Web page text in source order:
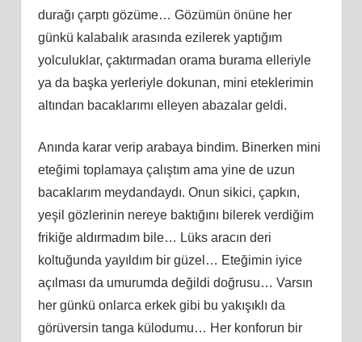
durağı çarptı gözüme… Gözümün önüne her
günkü kalabalık arasında ezilerek yaptığım
yolculuklar, çaktırmadan orama burama elleriyle
ya da başka yerleriyle dokunan, mini eteklerimin
altından bacaklarımı elleyen abazalar geldi.
Anında karar verip arabaya bindim. Binerken mini
eteğimi toplamaya çalıştım ama yine de uzun
bacaklarım meydandaydı. Onun sikici, çapkın,
yeşil gözlerinin nereye baktığını bilerek verdiğim
frikiğe aldırmadım bile… Lüks aracın deri
koltuğunda yayıldım bir güzel… Eteğimin iyice
açılması da umurumda değildi doğrusu… Varsın
her günkü onlarca erkek gibi bu yakışıklı da
görüversin tanga külodumu… Her konforun bir